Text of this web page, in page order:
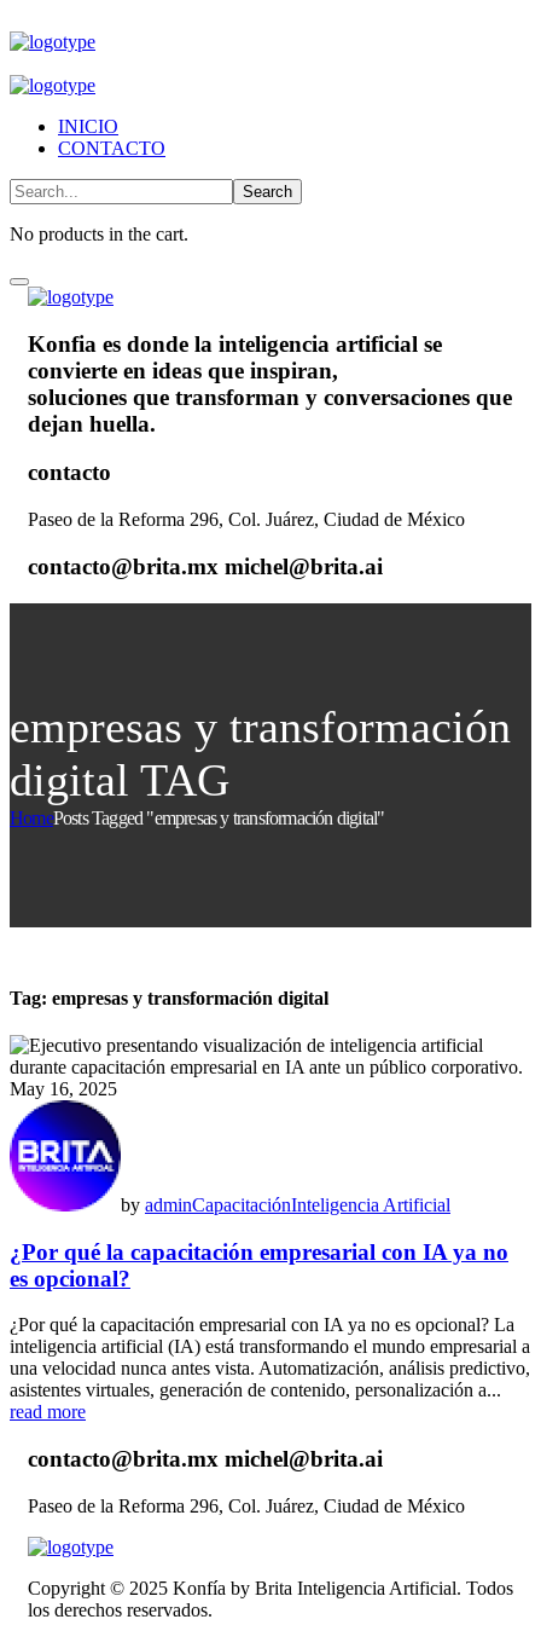
INICIO
CONTACTO
No products in the cart.
Konfia es donde la inteligencia artificial se
convierte en ideas que inspiran,
soluciones que transforman y conversaciones que
dejan huella.
contacto
Paseo de la Reforma 296, Col. Juárez, Ciudad de México
contacto@brita.mx michel@brita.ai
empresas y transformación
digital TAG
HomePosts Tagged "empresas y transformación digital"
Tag: empresas y transformación digital
May 16, 2025
by adminCapacitaciónInteligencia Artificial
¿Por qué la capacitación empresarial con IA ya no
es opcional?
¿Por qué la capacitación empresarial con IA ya no es opcional? La
inteligencia artificial (IA) está transformando el mundo empresarial a
una velocidad nunca antes vista. Automatización, análisis predictivo,
asistentes virtuales, generación de contenido, personalización a...
read more
contacto@brita.mx michel@brita.ai
Paseo de la Reforma 296, Col. Juárez, Ciudad de México
Copyright © 2025 Konfía by Brita Inteligencia Artificial. Todos
los derechos reservados.